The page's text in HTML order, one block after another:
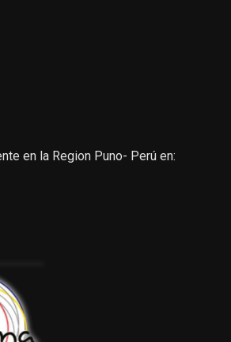
en la Region Puno- Perú en: